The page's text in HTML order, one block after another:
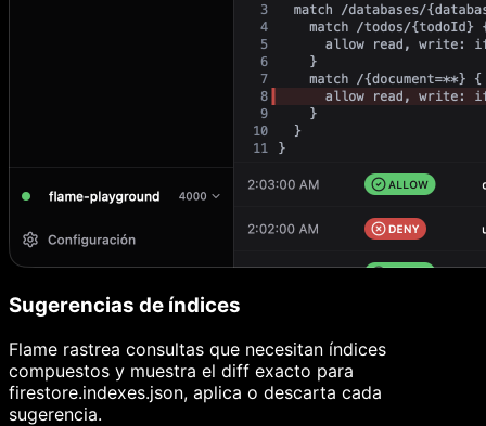
Sugerencias de índices
Flame rastrea consultas que necesitan índices
compuestos y muestra el diff exacto para
firestore.indexes.json, aplica o descarta cada
sugerencia.